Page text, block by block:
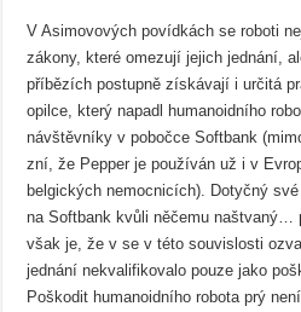
V Asimovových povídkách se roboti
zákony, které omezují jejich jednání,
příbězích postupně získávají i určitá
opilce, který napadl humanoidního
návštěvníky v pobočce Softbank
zní, že Pepper je používán už i v
belgických nemocnicích). Dotyčný
na Softbank kvůli něčemu naštvaný…
však je, že v se v této souvislosti
jednání nekvalifikovalo pouze jako
Poškodit humanoidního robota prý